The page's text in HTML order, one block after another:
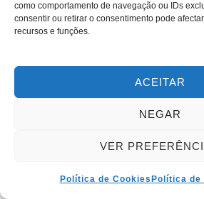
como comportamento de navegação ou IDs
consentir ou retirar o consentimento pode
recursos e funções.
ACEITAR
NEGAR
VER
Política de Cookies Política de
num país que há muito desejo visitar.